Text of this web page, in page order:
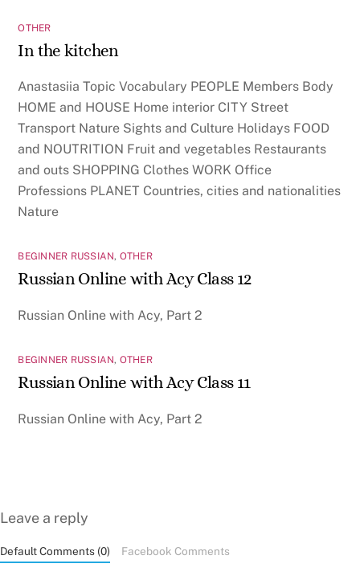
OTHER
In the kitchen
Anastasiia Topic Vocabulary PEOPLE Members Body
HOME and HOUSE Home interior CITY Street
Transport Nature Sights and Culture Holidays FOOD
and NOUTRITION Fruit and vegetables Restaurants
and outs SHOPPING Clothes WORK Office
Professions PLANET Countries, cities and nationalities
Nature
BEGINNER RUSSIAN, OTHER
Russian Online with Acy Class 12
Russian Online with Acy, Part 2
BEGINNER RUSSIAN, OTHER
Russian Online with Acy Class 11
Russian Online with Acy, Part 2
Leave a reply
Default Comments (0) Facebook Comments